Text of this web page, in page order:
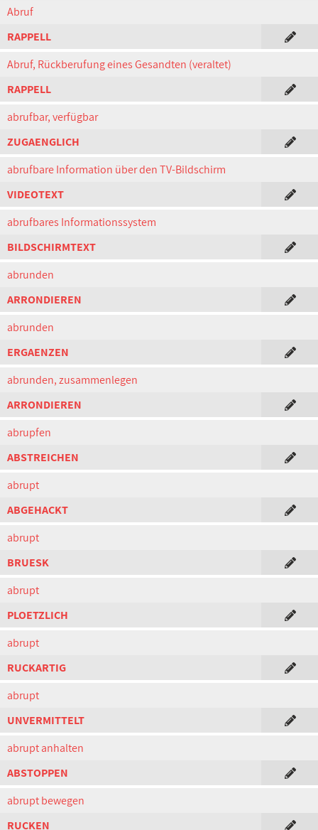
Abruf
RAPPELL
Abruf, Rückberufung eines Gesandten (veraltet)
RAPPELL
abrufbar, verfügbar
ZUGAENGLICH
abrufbare Information über den TV-Bildschirm
VIDEOTEXT
abrufbares Informationssystem
BILDSCHIRMTEXT
abrunden
ARRONDIEREN
abrunden
ERGAENZEN
abrunden, zusammenlegen
ARRONDIEREN
abrupfen
ABSTREICHEN
abrupt
ABGEHACKT
abrupt
BRUESK
abrupt
PLOETZLICH
abrupt
RUCKARTIG
abrupt
UNVERMITTELT
abrupt anhalten
ABSTOPPEN
abrupt bewegen
RUCKEN